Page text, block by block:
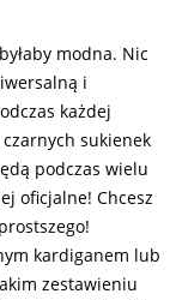
modna. Nic
i
każdej
sukienek
podczas wielu
oficjalne! Chcesz
kardiganem lub
zestawieniu